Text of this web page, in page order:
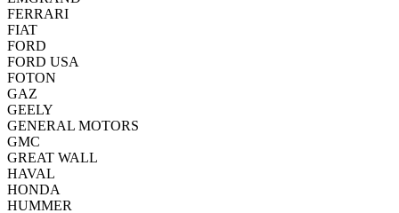
FERRARI
FIAT
FORD
FORD USA
FOTON
GAZ
GEELY
GENERAL MOTORS
GMC
GREAT WALL
HAVAL
HONDA
HUMMER